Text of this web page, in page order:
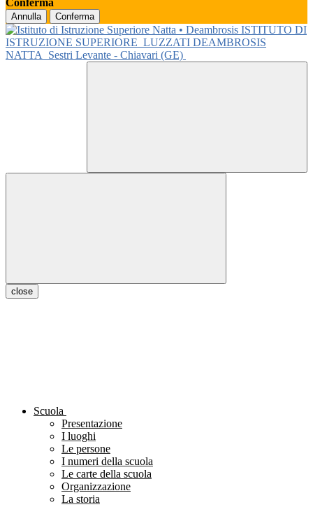
Conferma
Annulla Conferma
ISTITUTO DI
ISTRUZIONE SUPERIORE LUZZATI DEAMBROSIS
NATTA
Sestri Levante - Chiavari (GE)
close
Scuola
Presentazione
I luoghi
Le persone
I numeri della scuola
Le carte della scuola
Organizzazione
La storia